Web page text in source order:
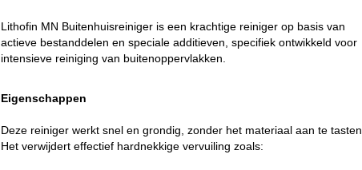
Lithofin MN Buitenhuisreiniger is een krachtige reiniger op basis van
actieve bestanddelen en speciale additieven, specifiek ontwikkeld voor
intensieve reiniging van buitenoppervlakken.
Eigenschappen
Deze reiniger werkt snel en grondig, zonder het materiaal aan te tasten.
Het verwijdert effectief hardnekkige vervuiling zoals: